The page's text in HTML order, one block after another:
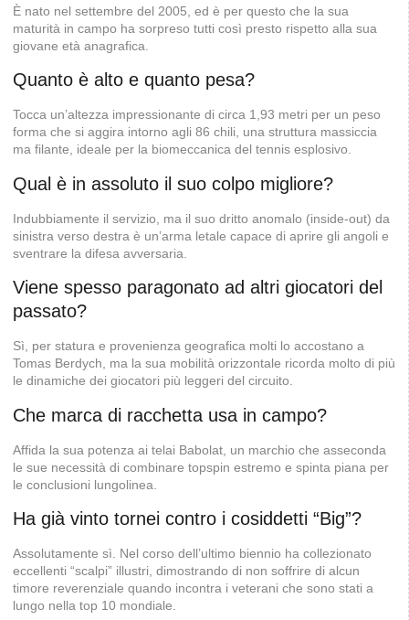
È nato nel settembre del 2005, ed è per questo che la sua
maturità in campo ha sorpreso tutti così presto rispetto alla sua
giovane età anagrafica.
Quanto è alto e quanto pesa?
Tocca un’altezza impressionante di circa 1,93 metri per un peso
forma che si aggira intorno agli 86 chili, una struttura massiccia
ma filante, ideale per la biomeccanica del tennis esplosivo.
Qual è in assoluto il suo colpo migliore?
Indubbiamente il servizio, ma il suo dritto anomalo (inside-out) da
sinistra verso destra è un’arma letale capace di aprire gli angoli e
sventrare la difesa avversaria.
Viene spesso paragonato ad altri giocatori del
passato?
Sì, per statura e provenienza geografica molti lo accostano a
Tomas Berdych, ma la sua mobilità orizzontale ricorda molto di più
le dinamiche dei giocatori più leggeri del circuito.
Che marca di racchetta usa in campo?
Affida la sua potenza ai telai Babolat, un marchio che asseconda
le sue necessità di combinare topspin estremo e spinta piana per
le conclusioni lungolinea.
Ha già vinto tornei contro i cosiddetti “Big”?
Assolutamente sì. Nel corso dell’ultimo biennio ha collezionato
eccellenti “scalpi” illustri, dimostrando di non soffrire di alcun
timore reverenziale quando incontra i veterani che sono stati a
lungo nella top 10 mondiale.